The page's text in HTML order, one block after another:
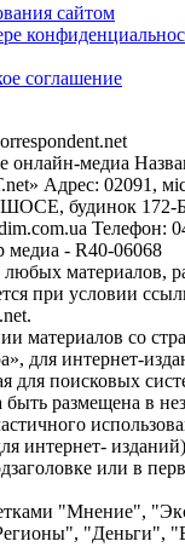
сайтом
соглашение
онлайн-медиа
Адрес: 02091,
будинок 172-Б,
Телефон:
медиа - R40-06068
любых материалов,
при условии
материалов со
для интернет-
для поисковых
размещена в
интернет-
или в
"Мнение",
"Деньги",